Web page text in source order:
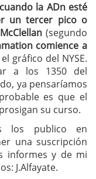
la ADn esté
un tercer pico o
(segundo
comience a
gráfico del NYSE.
a los 1350 del
ya pensaríamos
es que el
su curso.
publico en
una suscripción
informes y de mi
J.Alfayate.